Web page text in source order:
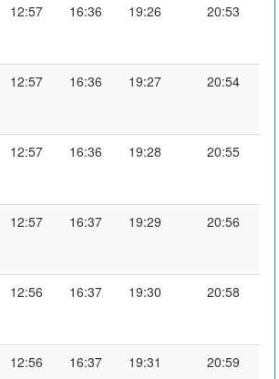
12:57 16:36 19:26 20:53
12:57 16:36 19:27 20:54
12:57 16:36 19:28 20:55
12:57 16:37 19:29 20:56
12:56 16:37 19:30 20:58
12:56 16:37 19:31 20:59